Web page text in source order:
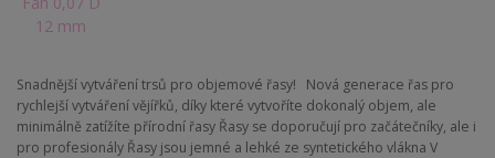
Snadnější vytváření trsů pro objemové řasy! Nová generace řas pro
rychlejší vytváření vějířků, díky které vytvoříte dokonalý objem, ale
minimálně zatížíte přírodní řasy Řasy se doporučují pro začátečníky, ale i
pro profesionály Řasy jsou jemné a lehké ze syntetického vlákna V